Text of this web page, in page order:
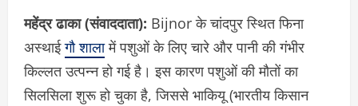
महेंद्र ढाका (संवाददाता): Bijnor के चांदपुर स्थित फिना
अस्थाईगौ शालामें पशुओं के लिए चारे और पानी की गंभीर
किल्लत उत्पन्न हो गई है। इस कारण पशुओं की मौतों का
सिलसिला शुरू हो चुका है, जिससे भाकियू (भारतीय किसान